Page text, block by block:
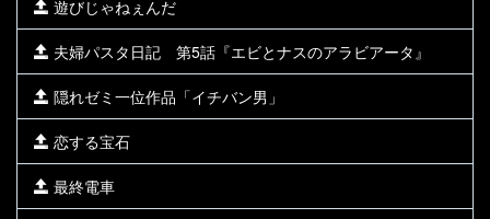
遊びじゃねぇんだ
夫婦パスタ日記 第5話『エビとナスのアラビアータ』
隠れゼミ一位作品「イチバン男」
恋する宝石
最終電車